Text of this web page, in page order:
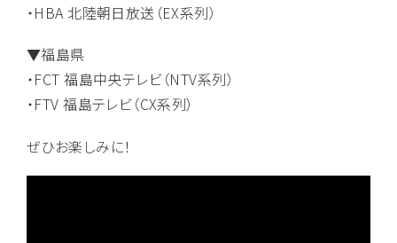
・HBA 北陸朝日放送（EX系列）
▼福島県
・FCT 福島中央テレビ（NTV系列）
・FTV 福島テレビ（CX系列）
ぜひお楽しみに！